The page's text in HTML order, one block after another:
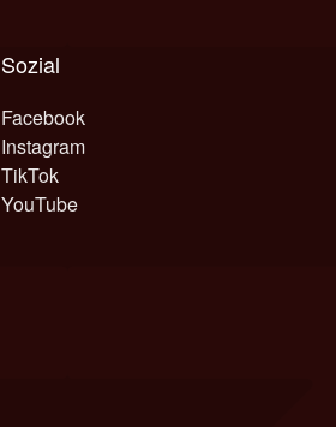
Sozial
Facebook
Instagram
TikTok
YouTube